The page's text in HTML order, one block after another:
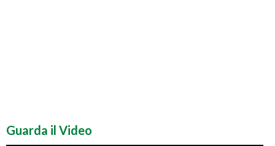
Guarda il Video